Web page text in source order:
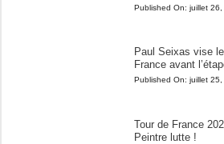
Published On: juillet 26,
Paul Seixas vise
France avant
Published On: juillet 25,
Tour de France
Peintre lutte !